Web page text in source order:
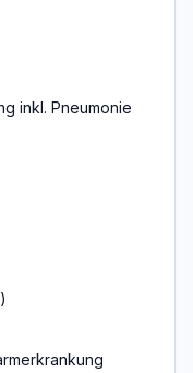
inkl. Pneumonie